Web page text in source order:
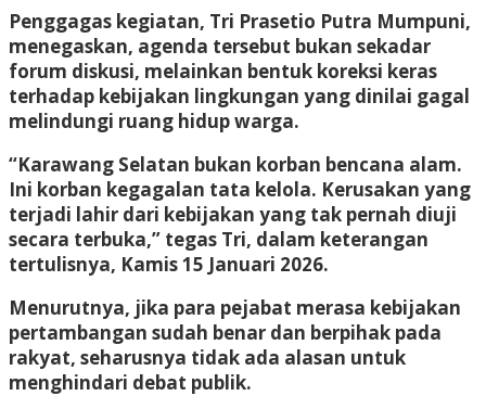
Penggagas kegiatan, Tri Prasetio Putra Mumpuni,
menegaskan, agenda tersebut bukan sekadar
forum diskusi, melainkan bentuk koreksi keras
terhadap kebijakan lingkungan yang dinilai gagal
melindungi ruang hidup warga.
“Karawang Selatan bukan korban bencana alam.
Ini korban kegagalan tata kelola. Kerusakan yang
terjadi lahir dari kebijakan yang tak pernah diuji
secara terbuka,” tegas Tri, dalam keterangan
tertulisnya, Kamis 15 Januari 2026.
Menurutnya, jika para pejabat merasa kebijakan
pertambangan sudah benar dan berpihak pada
rakyat, seharusnya tidak ada alasan untuk
menghindari debat publik.